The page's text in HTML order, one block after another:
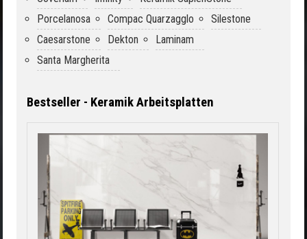
Porcelanosa
Compac Quarzagglo
Silestone
Caesarstone
Dekton
Laminam
Santa Margherita
Bestseller - Keramik Arbeitsplatten